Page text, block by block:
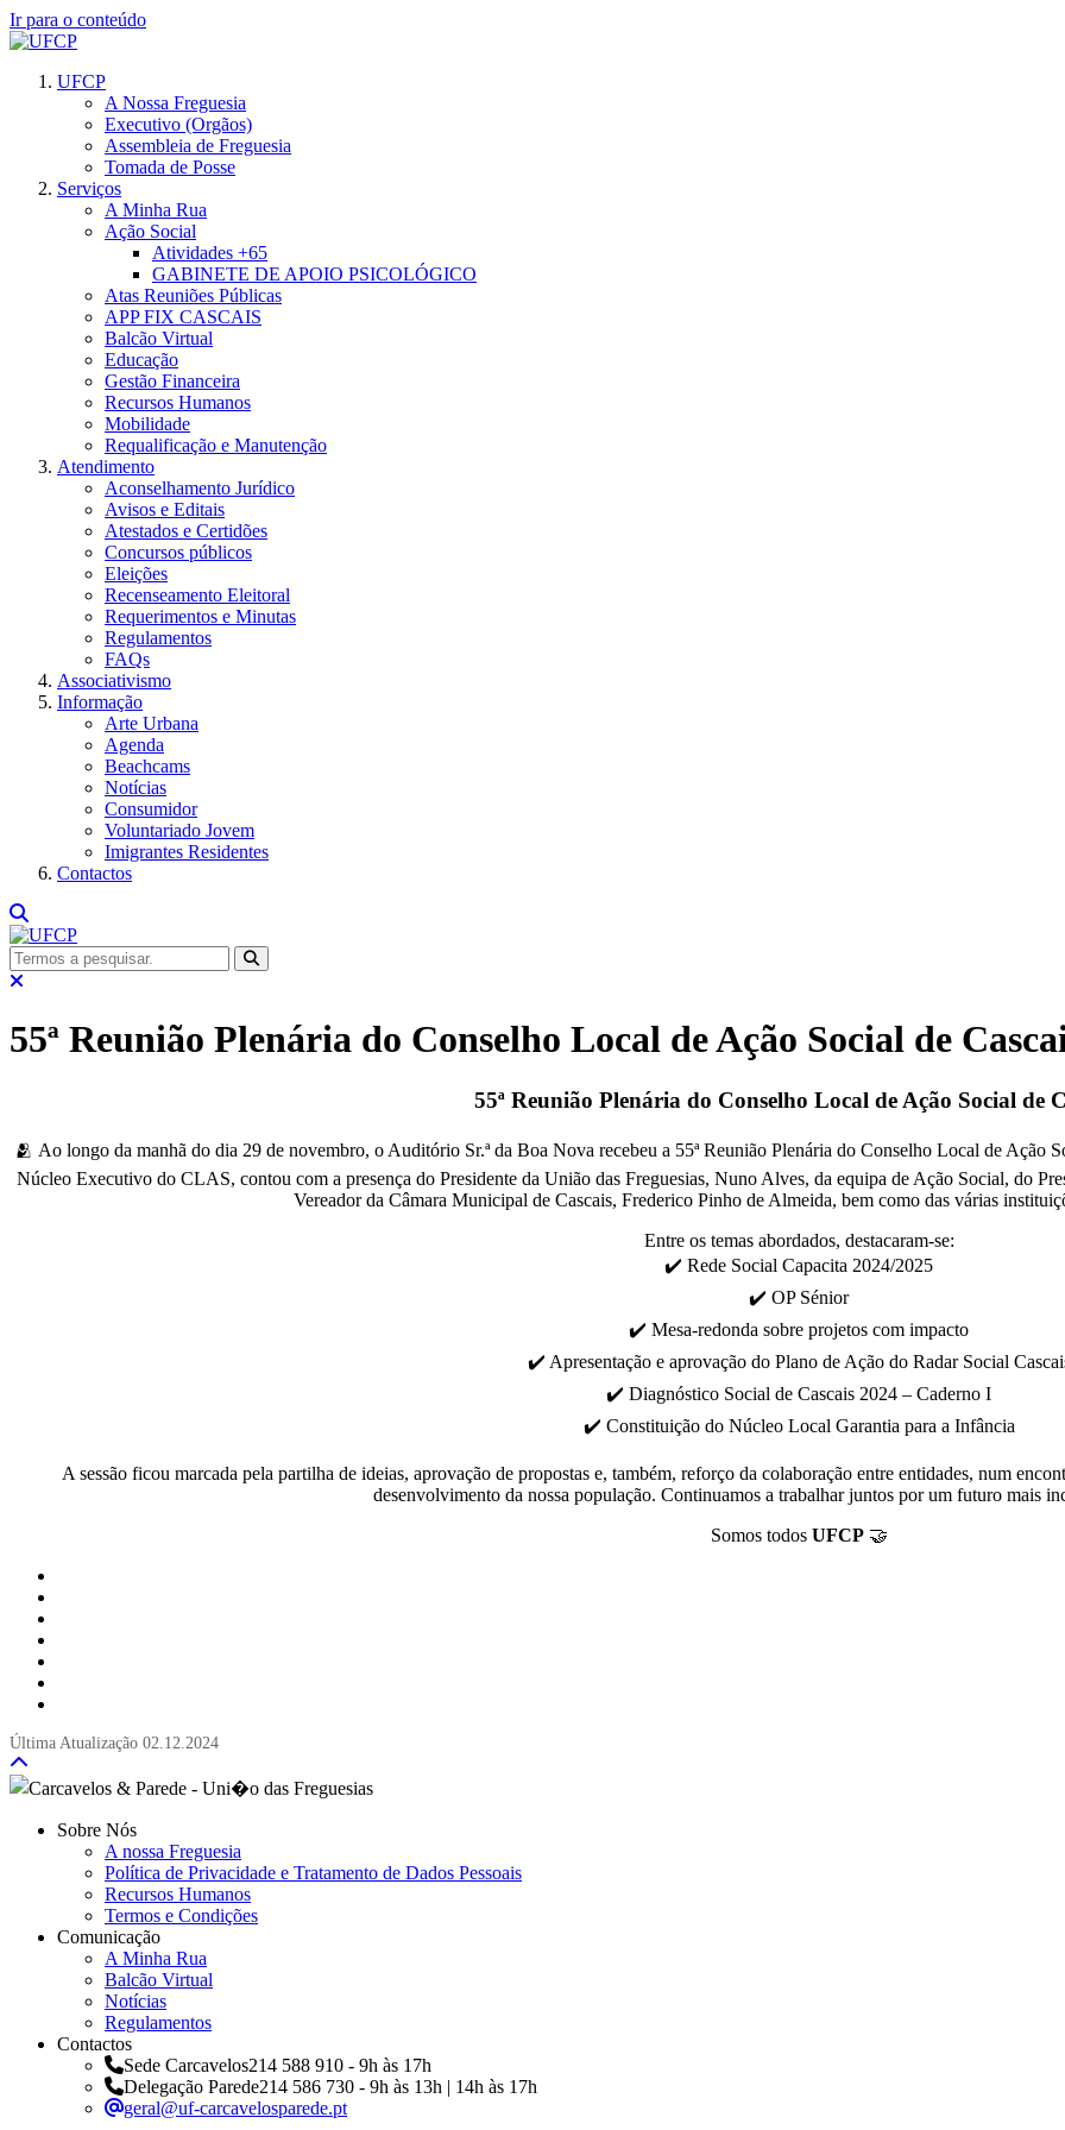
Ir para o conteúdo
UFCP
A Nossa Freguesia
Executivo (Orgãos)
Assembleia de Freguesia
Tomada de Posse
Serviços
A Minha Rua
Ação Social
Atividades +65
GABINETE DE APOIO PSICOLÓGICO
Atas Reuniões Públicas
APP FIX CASCAIS
Balcão Virtual
Educação
Gestão Financeira
Recursos Humanos
Mobilidade
Requalificação e Manutenção
Atendimento
Aconselhamento Jurídico
Avisos e Editais
Atestados e Certidões
Concursos públicos
Eleições
Recenseamento Eleitoral
Requerimentos e Minutas
Regulamentos
FAQs
Associativismo
Informação
Arte Urbana
Agenda
Beachcams
Notícias
Consumidor
Voluntariado Jovem
Imigrantes Residentes
Contactos
55ª Reunião Plenária do Conselho Local de Ação Social de
55ª Reunião Plenária do Conselho Local de Ação Social de
🫂 Ao longo da manhã do dia 29 de novembro, o Auditório Sr.ª da Boa Nova recebeu a 55ª Reunião Plenária do Conselho Local de Ação
Núcleo Executivo do CLAS, contou com a presença do Presidente da União das Freguesias, Nuno Alves, da equipa de Ação Social, do
Vereador da Câmara Municipal de Cascais, Frederico Pinho de Almeida, bem como das várias
Entre os temas abordados, destacaram-se:
✔️ Rede Social Capacita 2024/2025
✔️ OP Sénior
✔️ Mesa-redonda sobre projetos com impacto
✔️ Apresentação e aprovação do Plano de Ação do Radar Social
✔️ Diagnóstico Social de Cascais 2024 – Caderno I
✔️ Constituição do Núcleo Local Garantia para a Infância
A sessão ficou marcada pela partilha de ideias, aprovação de propostas e, também, reforço da colaboração entre entidades, num
desenvolvimento da nossa população. Continuamos a trabalhar juntos por um futuro mais
Somos todos UFCP🤝
Última Atualização 02.12.2024
Sobre Nós
A nossa Freguesia
Política de Privacidade e Tratamento de Dados Pessoais
Recursos Humanos
Termos e Condições
Comunicação
A Minha Rua
Balcão Virtual
Notícias
Regulamentos
Contactos
Sede Carcavelos214 588 910 - 9h às 17h
Delegação Parede214 586 730 - 9h às 13h | 14h às 17h
geral@uf-carcavelosparede.pt